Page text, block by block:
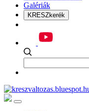
Galériák
KRESZkerék